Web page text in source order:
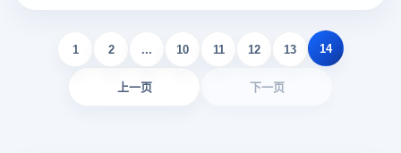
上一页
1 2 ... 10 11 12 13 14
下一页